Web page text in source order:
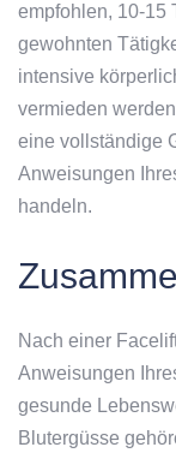
empfohlen, 10-15
gewohnten
intensive
vermieden
eine vollständige
Anweisungen
handeln.
Nach einer
Anweisungen
gesunde
Blutergüsse